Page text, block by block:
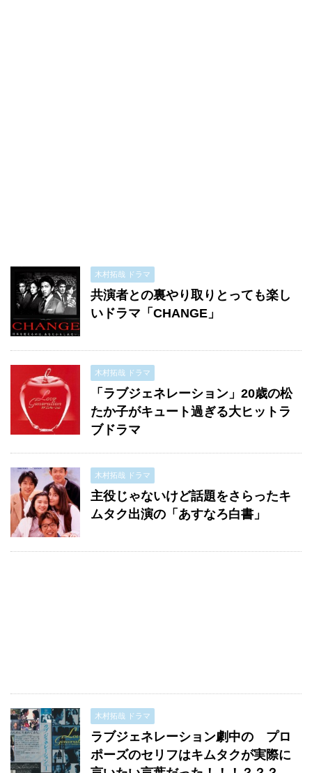
木村拓哉 ドラマ
共演者との裏やり取りとっても楽し
いドラマ「CHANGE」
木村拓哉 ドラマ
「ラブジェネレーション」20歳の松
たか子がキュート過ぎる大ヒットラ
ブドラマ
木村拓哉 ドラマ
主役じゃないけど話題をさらったキ
ムタク出演の「あすなろ白書」
木村拓哉 ドラマ
ラブジェネレーション劇中の プロ
ポーズのセリフはキムタクが実際に